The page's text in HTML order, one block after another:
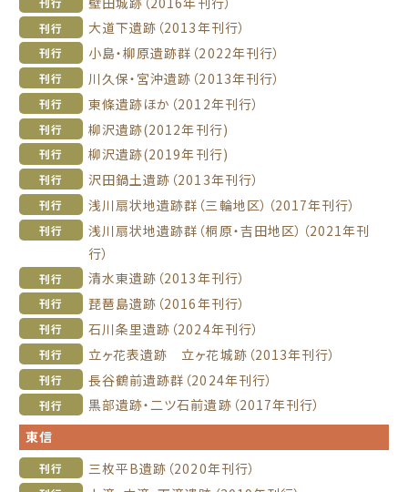
刊行 大道下遺跡（2013年刊行）
刊行 小島・柳原遺跡群（2022年刊行）
刊行 川久保・宮沖遺跡（2013年刊行）
刊行 東條遺跡ほか（2012年刊行）
刊行 柳沢遺跡(2012年刊行)
刊行 柳沢遺跡(2019年刊行)
刊行 沢田鍋土遺跡（2013年刊行）
刊行 浅川扇状地遺跡群（三輪地区）（2017年刊行）
刊行
浅川扇状地遺跡群（桐原・吉田地区）（2021年刊
行）
刊行 清水東遺跡（2013年刊行）
刊行 琵琶島遺跡（2016年刊行）
刊行 石川条里遺跡（2024年刊行）
刊行 立ヶ花表遺跡 立ヶ花城跡（2013年刊行）
刊行 長谷鶴前遺跡群（2024年刊行）
刊行
黒部遺跡・二ツ石前遺跡（2017年刊行）
東信
刊行 三枚平B遺跡（2020年刊行）